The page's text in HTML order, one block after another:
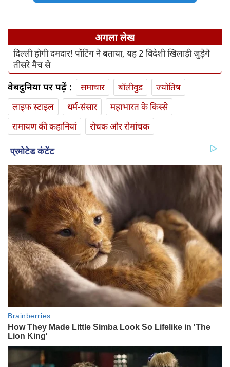
अगला लेख
दिल्ली होगी दमदार! पोंटिंग ने बताया, यह 2 विदेशी खिलाड़ी जुड़ेगे
तीसरे मैच से
वेबदुनिया पर पढ़ें : समाचार बॉलीवुड
ज्योतिष
लाइफ स्‍टाइल
धर्म-संसार
महाभारत के किस्से
रामायण की कहानियां
रोचक और रोमांचक